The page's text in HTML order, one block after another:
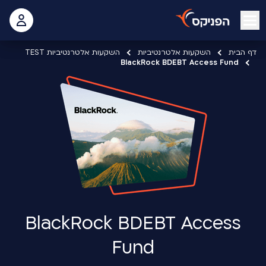
open mobile menu
דף הבית השקעות אלטרנטיביות
השקעות אלטרנטיביות TEST
BlackRock BDEBT Access Fund
BlackRock BDEBT Access
Fund